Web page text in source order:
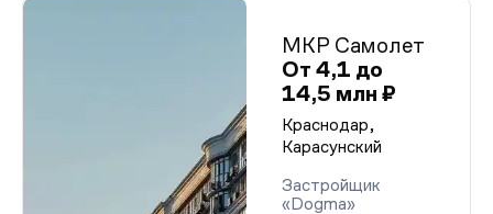
МКР Самолет
От 4,1 до
14,5 млн ₽
Краснодар,
Карасунский
Застройщик
«Dogma»